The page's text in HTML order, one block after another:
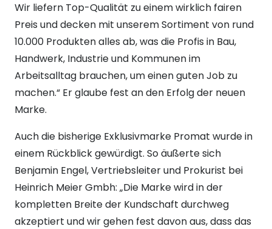
Wir liefern Top-Qualität zu einem wirklich fairen
Preis und decken mit unserem Sortiment von rund
10.000 Produkten alles ab, was die Profis in Bau,
Handwerk, Industrie und Kommunen im
Arbeitsalltag brauchen, um einen guten Job zu
machen.“ Er glaube fest an den Erfolg der neuen
Marke.
Auch die bisherige Exklusivmarke Promat wurde in
einem Rückblick gewürdigt. So äußerte sich
Benjamin Engel, Vertriebsleiter und Prokurist bei
Heinrich Meier Gmbh: „Die Marke wird in der
kompletten Breite der Kundschaft durchweg
akzeptiert und wir gehen fest davon aus, dass das